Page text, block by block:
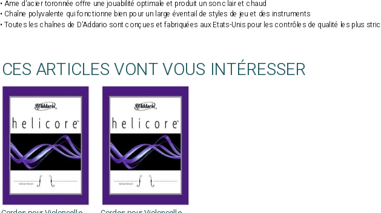
• Âme d'acier toronnée offre une jouabilité optimale et produit un son clair et chaud
• Chaîne polyvalente qui fonctionne bien pour un large éventail de styles de jeu et des instruments
• Toutes les chaînes de D'Addario sont conçues et fabriquées aux Etats-Unis pour les contrôles de qualité les plus
CES ARTICLES VONT VOUS INTÉRESSER